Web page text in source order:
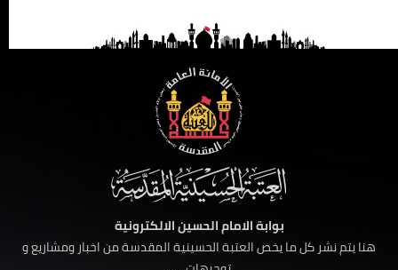
بوابة الامام الحسين الالكترونية
هنا يتم نشر كل ما يخص العتبة الحسينية المقدسة من اخبار ومشاريع و